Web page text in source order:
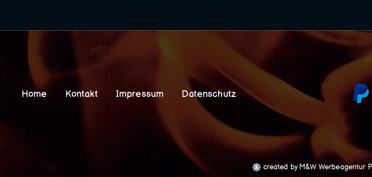
Home Kontakt Impressum Datenschutz
created by M&W Werbeagentur